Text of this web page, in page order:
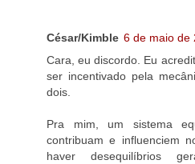
César/Kimble 6 de maio de
Cara, eu discordo. Eu
ser incentivado pela
dois.
Pra mim, um sistema
contribuam e influenciem
haver desequilíbrios